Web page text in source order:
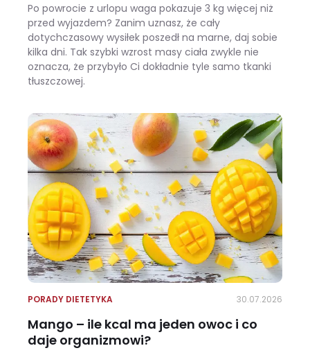
Po powrocie z urlopu waga pokazuje 3 kg więcej niż
przed wyjazdem? Zanim uznasz, że cały
dotychczasowy wysiłek poszedł na marne, daj sobie
kilka dni. Tak szybki wzrost masy ciała zwykle nie
oznacza, że przybyło Ci dokładnie tyle samo tkanki
tłuszczowej.
PORADY DIETETYKA 30.07.2026
Mango – ile kcal ma jeden owoc i co
daje organizmowi?